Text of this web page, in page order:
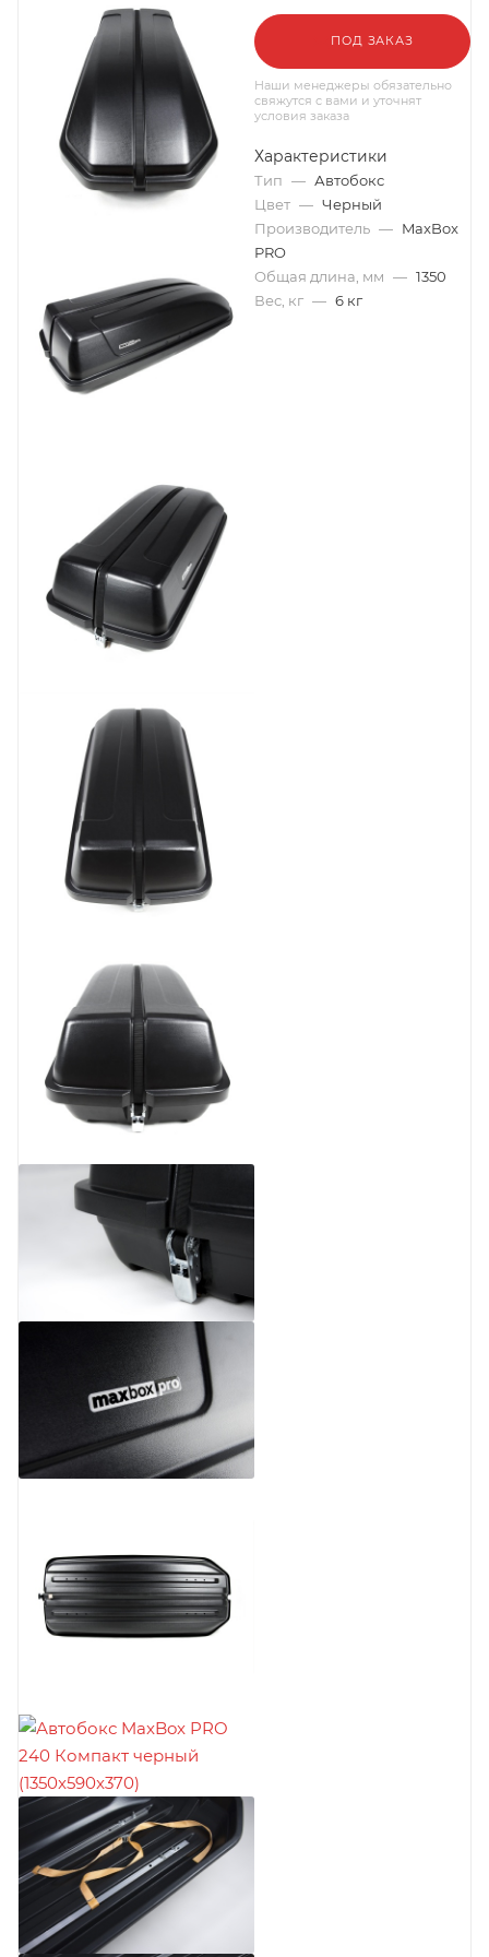
ПОД ЗАКАЗ
Наши менеджеры обязательно
свяжутся с вами и уточнят
условия заказа
Характеристики
Тип — Автобокс
Цвет — Черный
Производитель — MaxBox
PRO
Общая длина, мм — 1350
Вес, кг — 6 кг